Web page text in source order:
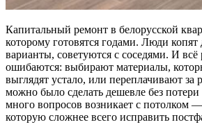
Капитальный ремонт в белорусской
которому готовятся годами. Люди копят
варианты, советуются с соседями. И всё
ошибаются: выбирают материалы,
выглядят устало, или переплачивают за
можно было сделать дешевле без потери
много вопросов возникает с потолком
которую сложнее всего исправить